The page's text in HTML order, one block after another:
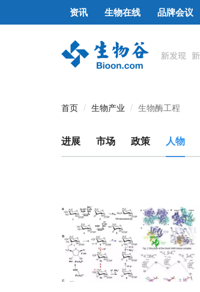
资讯 生物在线 品牌会议
首页 生物产业 生物酶工程
进展 市场 政策 人物